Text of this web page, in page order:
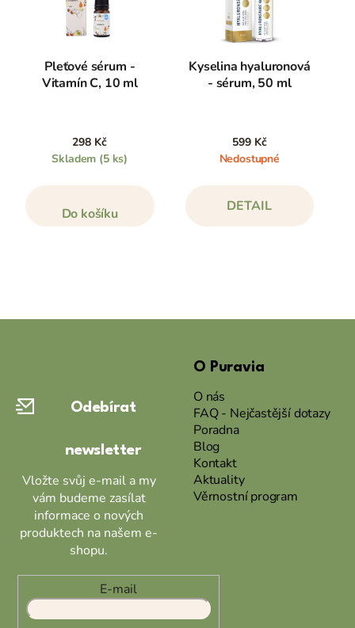
Pleťové sérum -
Vitamín C, 10 ml
298 Kč
Skladem (5 ks)
Do košíku
Kyselina hyaluronová
- sérum, 50 ml
599 Kč
Nedostupné
DETAIL
Odebírat
newsletter
Vložte svůj e-mail a my
vám budeme zasílat
informace o nových
produktech na našem e-
shopu.
E-mail
O Puravia
O nás
FAQ - Nejčastější dotazy
Poradna
Blog
Kontakt
Aktuality
Věrnostní program